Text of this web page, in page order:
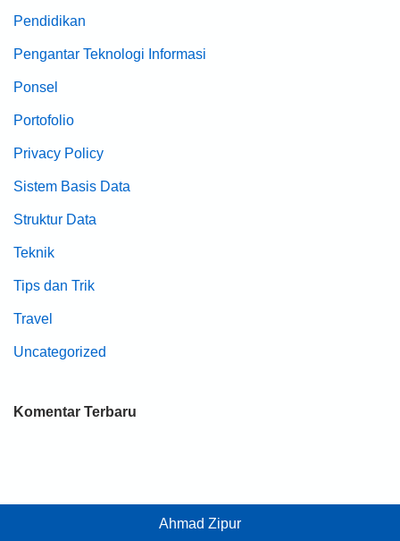
Pendidikan
Pengantar Teknologi Informasi
Ponsel
Portofolio
Privacy Policy
Sistem Basis Data
Struktur Data
Teknik
Tips dan Trik
Travel
Uncategorized
Komentar Terbaru
Ahmad Zipur